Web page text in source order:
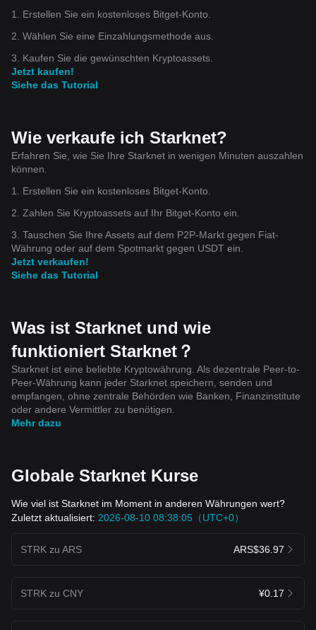
1. Erstellen Sie ein kostenloses Bitget-Konto.
2. Wählen Sie eine Einzahlungsmethode aus.
3. Kaufen Sie die gewünschten Kryptoassets.
Jetzt kaufen!
Siehe das Tutorial
Wie verkaufe ich Starknet?
Erfahren Sie, wie Sie Ihre Starknet in wenigen Minuten auszahlen
können.
1. Erstellen Sie ein kostenloses Bitget-Konto.
2. Zahlen Sie Kryptoassets auf Ihr Bitget-Konto ein.
3. Tauschen Sie Ihre Assets auf dem P2P-Markt gegen Fiat-
Währung oder auf dem Spotmarkt gegen USDT ein.
Jetzt verkaufen!
Siehe das Tutorial
Was ist Starknet und wie
funktioniert Starknet？
Starknet ist eine beliebte Kryptowährung. Als dezentrale Peer-to-
Peer-Währung kann jeder Starknet speichern, senden und
empfangen, ohne zentrale Behörden wie Banken, Finanzinstitute
oder andere Vermittler zu benötigen.
Mehr dazu
Globale Starknet Kurse
Wie viel ist Starknet im Moment in anderen Währungen wert?
Zuletzt aktualisiert: 2026-08-10 08:38:05（UTC+0）
STRK zu ARS ARS$36.97
STRK zu CNY ¥0.17